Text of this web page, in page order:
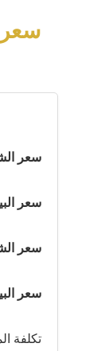
سعر
سعر
سعر
سعر
سعر
تكلفة